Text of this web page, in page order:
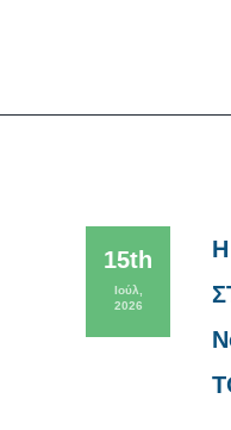
15th
Ιούλ,
2026
Η